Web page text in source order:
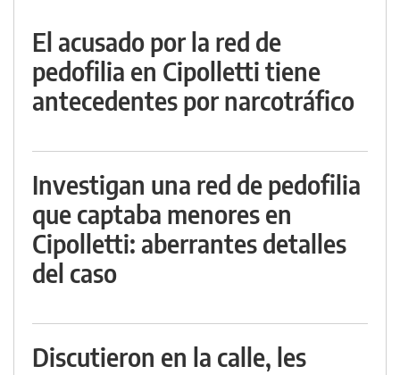
El acusado por la red de
pedofilia en Cipolletti tiene
antecedentes por narcotráfico
Investigan una red de pedofilia
que captaba menores en
Cipolletti: aberrantes detalles
del caso
Discutieron en la calle, les